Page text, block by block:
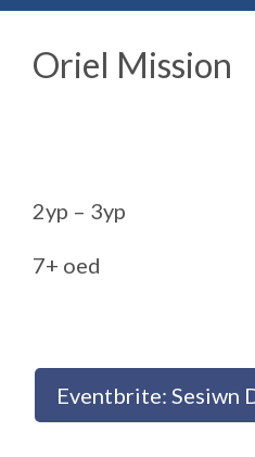
Oriel Mission
2yp – 3yp
7+ oed
Eventbrite: Sesiwn